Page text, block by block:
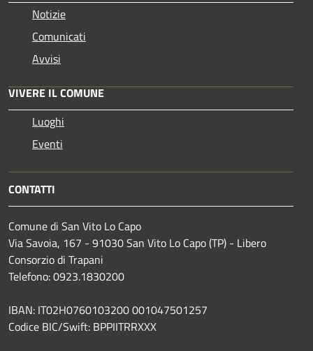
Notizie
Comunicati
Avvisi
VIVERE IL COMUNE
Luoghi
Eventi
CONTATTI
Comune di San Vito Lo Capo
Via Savoia, 167 - 91030 San Vito Lo Capo (TP) - Libero
Consorzio di Trapani
Telefono: 0923.1830200
IBAN: IT02H0760103200 001047501257
Codice BIC/Swift: BPPIITRRXXX